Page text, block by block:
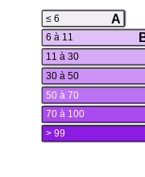
A
≤ 6
6 à 11
11 à 30
30 à 50
50 à 70
70 à 100
> 99